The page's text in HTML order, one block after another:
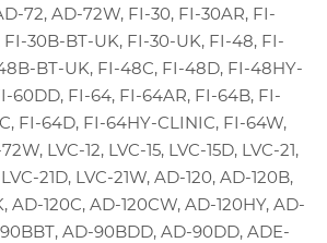
72, AD-72W, FI-30, FI-30AR, FI-
FI-30B-BT-UK, FI-30-UK, FI-48, FI-
BT-UK, FI-48C, FI-48D, FI-48HY-
60DD, FI-64, FI-64AR, FI-64B, FI-
FI-64D, FI-64HY-CLINIC, FI-64W,
LVC-12, LVC-15, LVC-15D, LVC-21,
21D, LVC-21W, AD-120, AD-120B,
AD-120C, AD-120CW, AD-120HY, AD-
AD-90BDD, AD-90DD, ADE-